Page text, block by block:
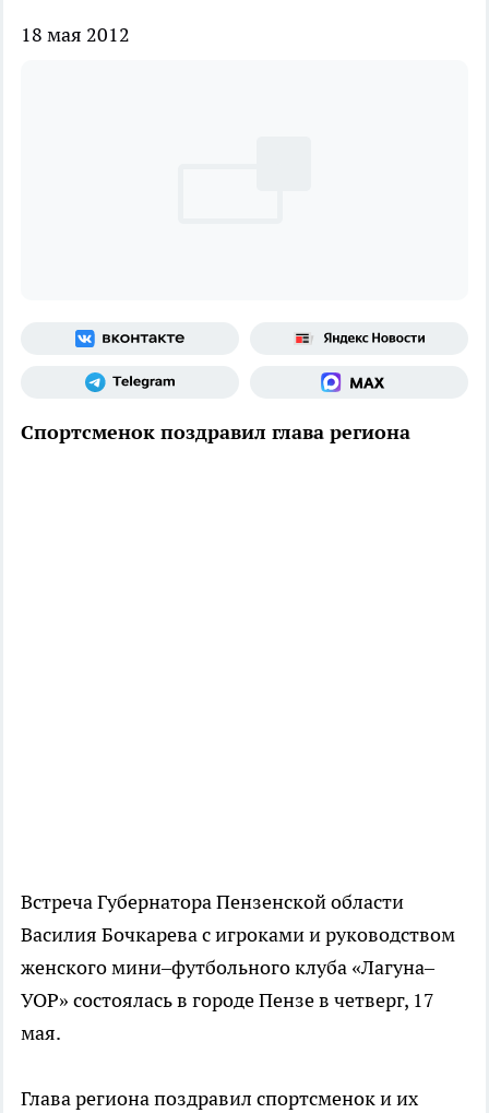
18 мая 2012
Спортсменок поздравил глава региона
Встреча Губернатора Пензенской области
Василия Бочкарева с игроками и руководством
женского мини–футбольного клуба «Лагуна–
УОР» состоялась в городе Пензе в четверг, 17
мая.
Глава региона поздравил спортсменок и их